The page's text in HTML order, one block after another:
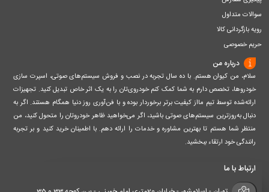
سوالات متداول
رویه بازگردانی کالا
حریم خصوصی
درباره من
سلام، من کیوان هستم. با ده سال تجربه در نصب و فروش سیستم‌های صوتی، اسپرت سازی
خودروها، تخصص دارم به شما کمک کنم خودروی‌تان را به یک اثر خاص تبدیل کنید. تجهیزات
ارائه‌شده توسط تیم مااز کیفیت برتر برخوردار بوده و با فن‌آوری روز دنیا همگام هستند. اگر به
دنبال به‌روزترین سیستم‌های صوتی باشید، اگر می‌خواهید ظاهر خودروتان را متحول کنید، من
منتظر شما هستم تا بهترین مشاوره و خدمات را ارائه دهم. با اطمینان خرید کنید و بر تجربه
رانندگی خود ارتقاء ببخشید.
ارتباط با ما